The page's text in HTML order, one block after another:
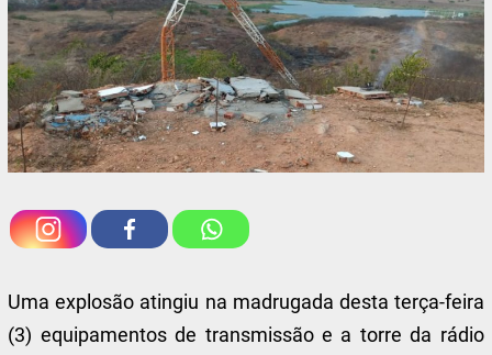
Uma explosão atingiu na madrugada desta terça-feira
(3) equipamentos de transmissão e a torre da rádio